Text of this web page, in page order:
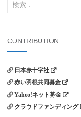
CONTRIBUTION
日本赤十字社
赤い羽根共同募金
Yahoo!ネット募金
クラウドファンディング